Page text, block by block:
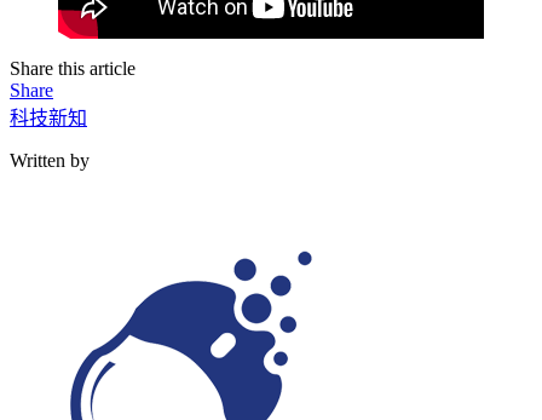
Share this article
Share
科技新知
Written by